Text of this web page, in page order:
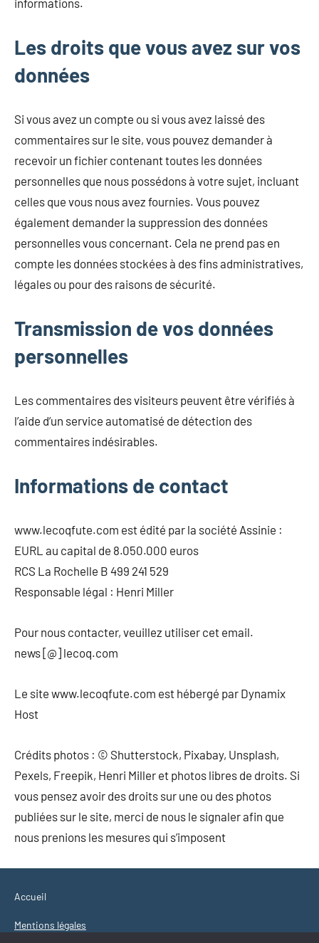
Les droits que vous avez sur vos
données
Si vous avez un compte ou si vous avez laissé des
commentaires sur le site, vous pouvez demander à
recevoir un fichier contenant toutes les données
personnelles que nous possédons à votre sujet, incluant
celles que vous nous avez fournies. Vous pouvez
également demander la suppression des données
personnelles vous concernant. Cela ne prend pas en
compte les données stockées à des fins administratives,
légales ou pour des raisons de sécurité.
Transmission de vos données
personnelles
Les commentaires des visiteurs peuvent être vérifiés à
l’aide d’un service automatisé de détection des
commentaires indésirables.
Informations de contact
www.lecoqfute.com est édité par la société Assinie :
EURL au capital de 8.050.000 euros
RCS La Rochelle B 499 241 529
Responsable légal : Henri Miller
Pour nous contacter, veuillez utiliser cet email.
news [@] lecoq.com
Le site www.lecoqfute.com est hébergé par Dynamix
Host
Crédits photos : © Shutterstock, Pixabay, Unsplash,
Pexels, Freepik, Henri Miller et photos libres de droits. Si
vous pensez avoir des droits sur une ou des photos
publiées sur le site, merci de nous le signaler afin que
nous prenions les mesures qui s’imposent
Accueil
Mentions légales